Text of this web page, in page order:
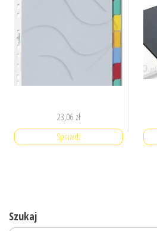
23,06 zł
Sprawdź
Szukaj